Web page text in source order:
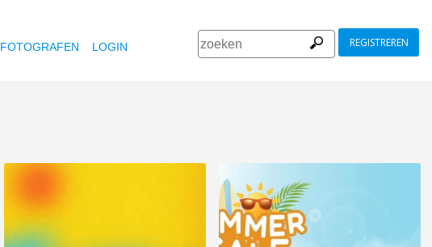
FOTOGRAFEN LOGIN REGISTREREN